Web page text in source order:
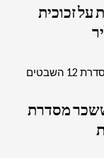
על זכוכית
מסדרת